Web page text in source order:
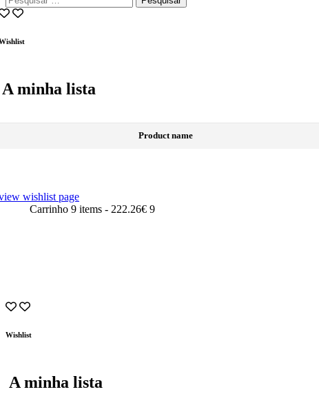
por:
A minha lista
Product name
wishlist page
Carrinho 9 items - 222.26€ 9
Wishlist
A minha lista